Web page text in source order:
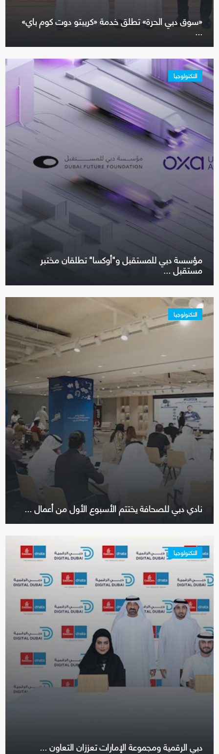
«سوق دبي الحرة» تطلق خدمة «كريبتو دوت كوم باي»
...
التكنولوجيا
مؤسسة دبي للمستقبل و"أوكسا" تطلقان مختبر
مستقبل ...
التكنولوجيا
نادي دبي للصحافة يختتم الأسبوع الأول من أعمال ...
التكنولوجيا
دبي الرقمية ومجموعة الإمارات تعززان التعاون ...